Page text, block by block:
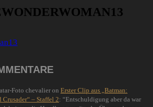
chevalier on Erster Clip aus „Batman:
Crusader“ – Staffel 2: “Entschuldigung aber da war